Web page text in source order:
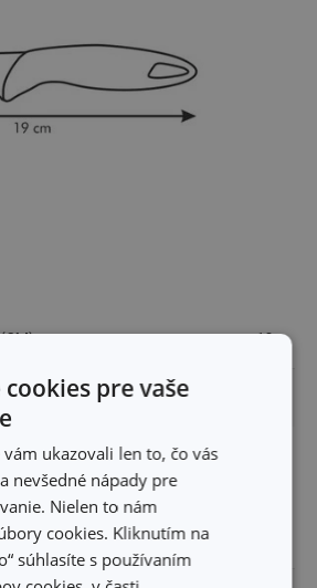
19
plast, nerezová oceľ
cookies pre vaše
vám ukazovali len to, čo vás
nevšedné nápady pre
Nielen to nám
cookies. Kliknutím na
súhlasíte s používaním